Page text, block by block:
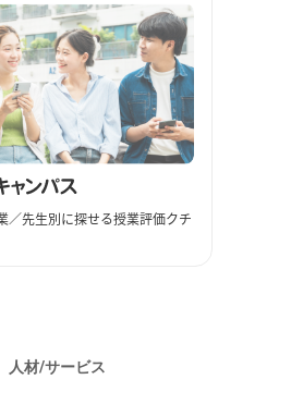
／先生別に探せる授業評価クチ
人材/サービス